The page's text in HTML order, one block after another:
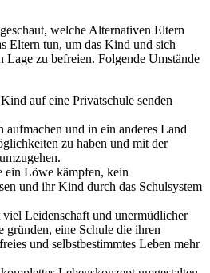
welche Alternativen Eltern
Eltern tun, um das Kind und sich
Lage zu befreien. Folgende Umstände
auf eine Privatschule senden
aufmachen und in ein anderes Land
zu haben und mit der
ein Löwe kämpfen, kein
und ihr Kind durch das Schulsystem
Leidenschaft und unermüdlicher
gründen, eine Schule die ihren
und selbstbestimmtes Leben mehr